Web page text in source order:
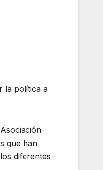
la política a
que han
diferentes